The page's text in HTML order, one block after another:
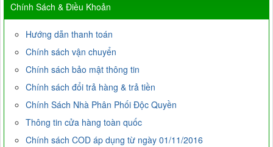
Chính Sách & Điều Khoản
Hướng dẫn thanh toán
Chính sách vận chuyển
Chính sách bảo mật thông tin
Chính sách đổi trả hàng & trả tiền
Chính Sách Nhà Phân Phối Độc Quyền
Thông tin cửa hàng toàn quốc
Chính sách COD áp dụng từ ngày 01/11/2016